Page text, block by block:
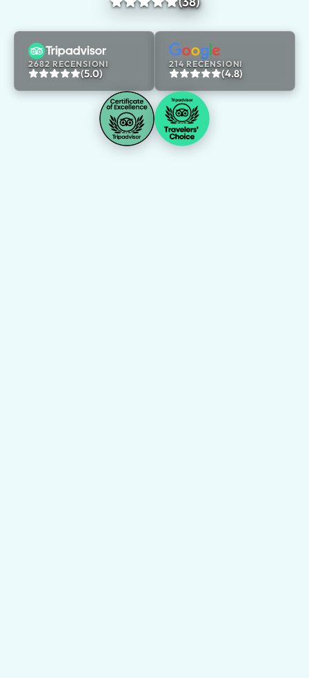
2682 RECENSIONI
(5.0)
214 RECENSIONI
(4.8)